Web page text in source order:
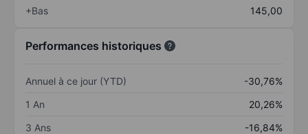
+Bas
145,00
Performances historiques
Annuel à ce jour (YTD)
-30,76%
1 An
20,26%
3 Ans
-16,84%